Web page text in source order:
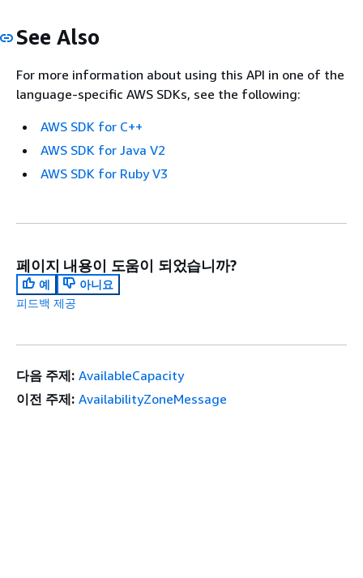
See Also
For more information about using this API in one of the
language-specific AWS SDKs, see the following:
AWS SDK for C++
AWS SDK for Java V2
AWS SDK for Ruby V3
페이지 내용이 도움이 되었습니까?
예
아니요
피드백 제공
다음 주제: AvailableCapacity
이전 주제: AvailabilityZoneMessage